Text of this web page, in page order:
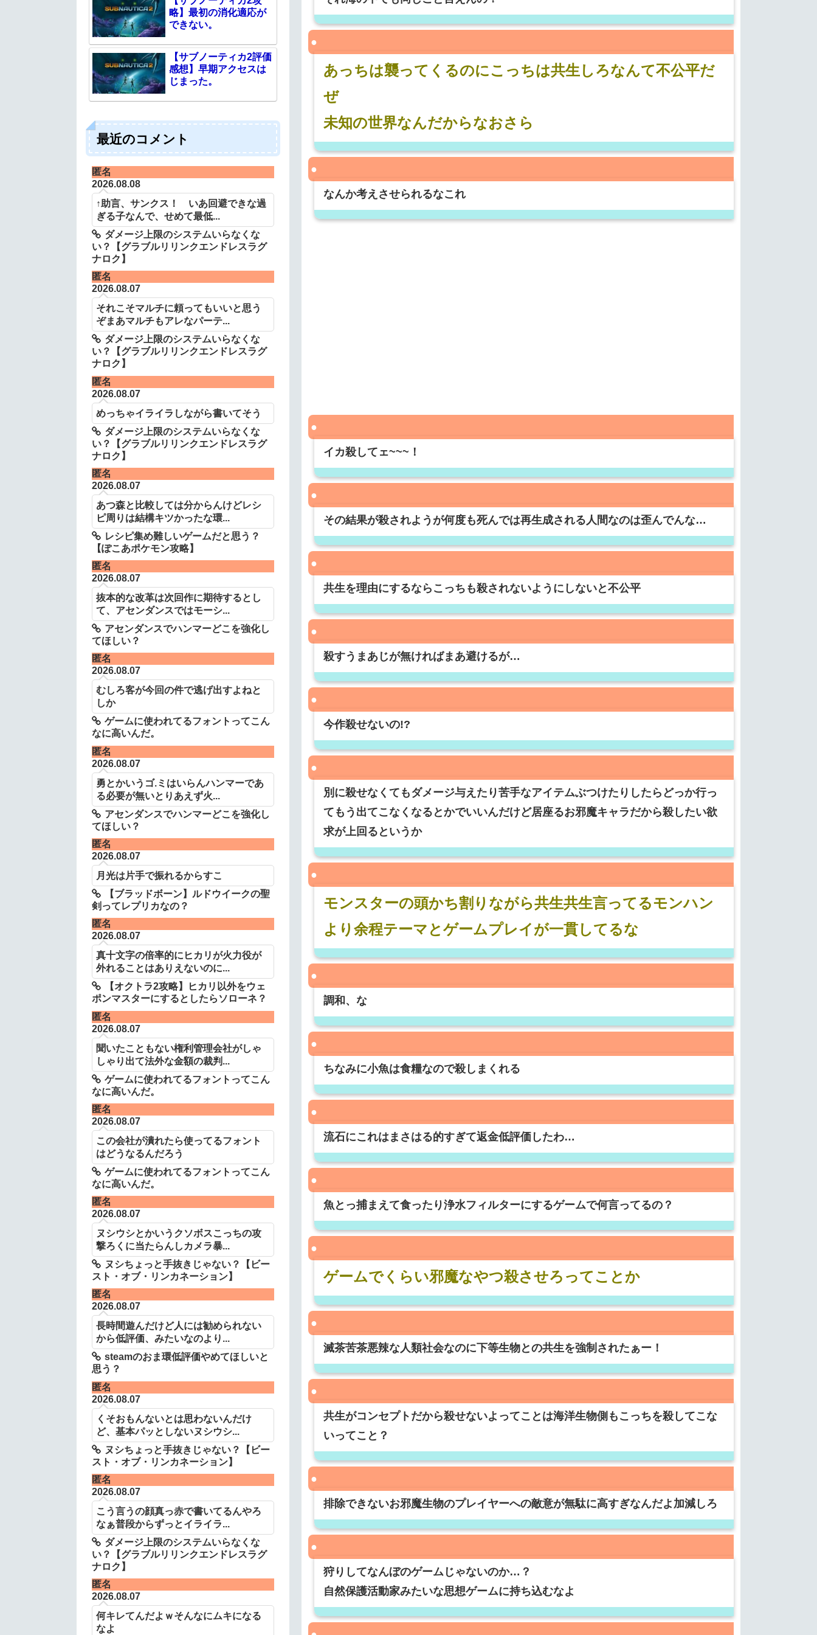
あっちは襲ってくるのにこっちは共生しろなんて不公平だ
ぜ
未知の世界なんだからなおさら
なんか考えさせられるなこれ
イカ殺してェ~~~！
その結果が殺されようが何度も死んでは再生成される人間なのは歪んでんな…
共生を理由にするならこっちも殺されないようにしないと不公平
殺すうまあじが無ければまあ避けるが…
今作殺せないの!?
別に殺せなくてもダメージ与えたり苦手なアイテムぶつけたりしたらどっか行っ
てもう出てこなくなるとかでいいんだけど居座るお邪魔キャラだから殺したい欲
求が上回るというか
モンスターの頭かち割りながら共生共生言ってるモンハン
より余程テーマとゲームプレイが一貫してるな
調和、な
ちなみに小魚は食糧なので殺しまくれる
流石にこれはまさはる的すぎて返金低評価したわ…
魚とっ捕まえて食ったり浄水フィルターにするゲームで何言ってるの？
ゲームでくらい邪魔なやつ殺させろってことか
滅茶苦茶悪辣な人類社会なのに下等生物との共生を強制されたぁー！
共生がコンセプトだから殺せないよってことは海洋生物側もこっちを殺してこな
いってこと？
排除できないお邪魔生物のプレイヤーへの敵意が無駄に高すぎなんだよ加減しろ
狩りしてなんぼのゲームじゃないのか…？
自然保護活動家みたいな思想ゲームに持ち込むなよ
略】最初の消化適応が
できない。
【サブノーティカ2評価
感想】早期アクセスは
じまった。
最近のコメント
匿名
2026.08.08
↑助言、サンクス！ いあ回避できな過
ぎる子なんで、せめて最低...
ダメージ上限のシステムいらなくな
い？【グラブルリリンクエンドレスラグ
ナロク】
匿名
2026.08.07
それこそマルチに頼ってもいいと思う
ぞまあマルチもアレなパーテ...
ダメージ上限のシステムいらなくな
い？【グラブルリリンクエンドレスラグ
ナロク】
匿名
2026.08.07
めっちゃイライラしながら書いてそう
ダメージ上限のシステムいらなくな
い？【グラブルリリンクエンドレスラグ
ナロク】
匿名
2026.08.07
あつ森と比較しては分からんけどレシ
ピ周りは結構キツかったな環...
レシピ集め難しいゲームだと思う？
【ぽこあポケモン攻略】
匿名
2026.08.07
抜本的な改革は次回作に期待するとし
て、アセンダンスではモーシ...
アセンダンスでハンマーどこを強化し
てほしい？
匿名
2026.08.07
むしろ客が今回の件で逃げ出すよねと
しか
ゲームに使われてるフォントってこん
なに高いんだ。
匿名
2026.08.07
勇とかいうゴ.ミはいらんハンマーであ
る必要が無いとりあえず火...
アセンダンスでハンマーどこを強化し
てほしい？
匿名
2026.08.07
月光は片手で振れるからすこ
【ブラッドボーン】ルドウイークの聖
剣ってレプリカなの？
匿名
2026.08.07
真十文字の倍率的にヒカリが火力役が
外れることはありえないのに...
【オクトラ2攻略】ヒカリ以外をウェ
ポンマスターにするとしたらソローネ？
匿名
2026.08.07
聞いたこともない権利管理会社がしゃ
しゃり出て法外な金額の裁判...
ゲームに使われてるフォントってこん
なに高いんだ。
匿名
2026.08.07
この会社が潰れたら使ってるフォント
はどうなるんだろう
ゲームに使われてるフォントってこん
なに高いんだ。
匿名
2026.08.07
ヌシウシとかいうクソボスこっちの攻
撃ろくに当たらんしカメラ暴...
ヌシちょっと手抜きじゃない？【ビー
スト・オブ・リンカネーション】
匿名
2026.08.07
長時間遊んだけど人には勧められない
から低評価、みたいなのより...
steamのおま環低評価やめてほしいと
思う？
匿名
2026.08.07
くそおもんないとは思わないんだけ
ど、基本パッとしないヌシウシ...
ヌシちょっと手抜きじゃない？【ビー
スト・オブ・リンカネーション】
匿名
2026.08.07
こう言うの顔真っ赤で書いてるんやろ
なぁ普段からずっとイライラ...
ダメージ上限のシステムいらなくな
い？【グラブルリリンクエンドレスラグ
ナロク】
匿名
2026.08.07
何キレてんだよｗそんなにムキになる
なよ